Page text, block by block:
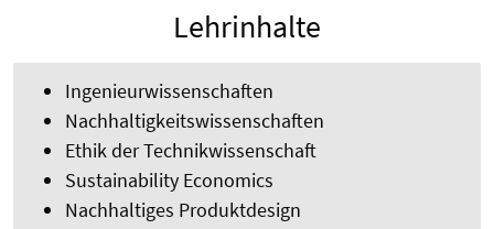
Lehrinhalte
Ingenieurwissenschaften
Nachhaltigkeitswissenschaften
Ethik der Technikwissenschaft
Sustainability Economics
Nachhaltiges Produktdesign